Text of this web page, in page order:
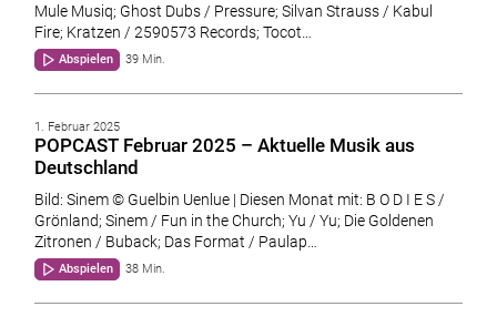
Mule Musiq; Ghost Dubs / Pressure; Silvan Strauss / Kabul
Fire; Kratzen / 2590573 Records; Tocot…
Abspielen 39 Min.
1. Februar 2025
POPCAST Februar 2025 – Aktuelle Musik aus
Deutschland
Bild: Sinem © Guelbin Uenlue | Diesen Monat mit: B O D I E S /
Grönland; Sinem / Fun in the Church; Yu / Yu; Die Goldenen
Zitronen / Buback; Das Format / Paulap…
Abspielen 38 Min.